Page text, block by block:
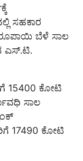
ಸಹಕಾರ
ರೂಪಾಯಿ ಬೆಳೆ ಸಾಲ
ಎಸ್.ಟಿ.
15400 ಕೋಟಿ
ಸಾಲ
17490 ಕೋಟಿ